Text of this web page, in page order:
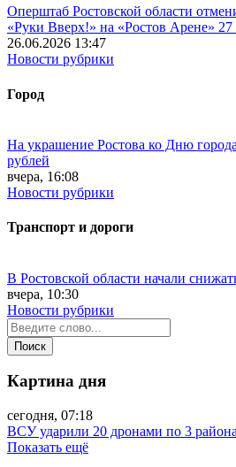
Оперштаб Ростовской области
«Руки Вверх!» на «Ростов Арене»
26.06.2026 13:47
Новости рубрики
Город
На украшение Ростова ко Дню
рублей
вчера, 16:08
Новости рубрики
Транспорт и дороги
В Ростовской области начали
вчера, 10:30
Новости рубрики
Картина дня
сегодня, 07:18
ВСУ ударили 20 дронами по 3
Показать ещё